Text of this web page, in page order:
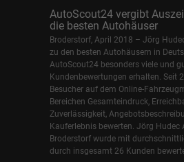
AutoScout24 vergibt
die besten Autohäuser
Broderstorf, April 2018 – Jörg
zu den besten Autohäusern in
AutoScout24 besonders viele und
Kundenbewertungen erhalten. Seit
Besucher auf dem Online-
Bereichen Gesamteindruck,
Zuverlässigkeit,
Kauferlebnis bewerten. Jörg Hudec
Broderstorf wurde mit
durch insgesamt 26 Kunden